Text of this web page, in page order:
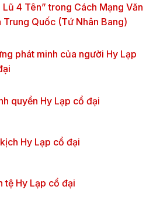
Lũ 4 Tên” trong Cách Mạng Văn
Trung Quốc (Tứ Nhân Bang)
phát minh của người Hy Lạp
quyền Hy Lạp cổ đại
Hy Lạp cổ đại
tệ Hy Lạp cổ đại